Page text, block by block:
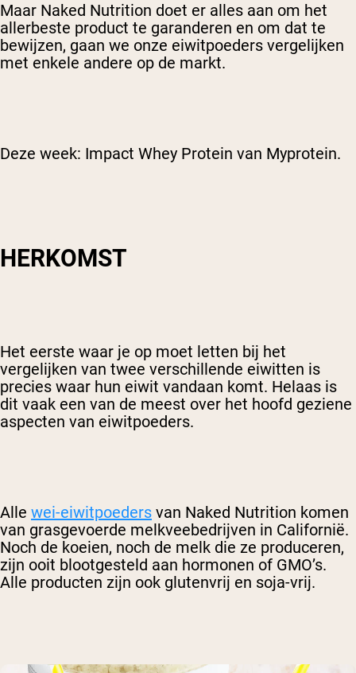
Maar Naked Nutrition doet er alles aan om het
allerbeste product te garanderen en om dat te
bewijzen, gaan we onze eiwitpoeders vergelijken
met enkele andere op de markt.
Deze week: Impact Whey Protein van Myprotein.
HERKOMST
Het eerste waar je op moet letten bij het
vergelijken van twee verschillende eiwitten is
precies waar hun eiwit vandaan komt. Helaas is
dit vaak een van de meest over het hoofd geziene
aspecten van eiwitpoeders.
Alle wei-eiwitpoeders van Naked Nutrition komen
van grasgevoerde melkveebedrijven in Californië.
Noch de koeien, noch de melk die ze produceren,
zijn ooit blootgesteld aan hormonen of GMO’s.
Alle producten zijn ook glutenvrij en soja-vrij.